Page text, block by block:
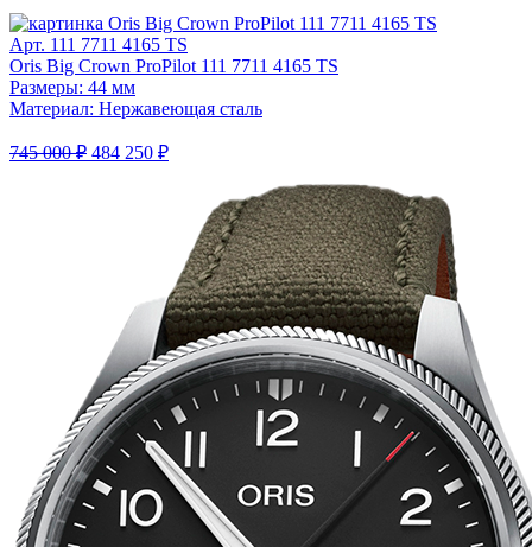
Арт. 111 7711 4165 TS
Oris Big Crown ProPilot 111 7711 4165 TS
Размеры: 44 мм
Материал: Нержавеющая сталь
745 000 ₽ 484 250 ₽